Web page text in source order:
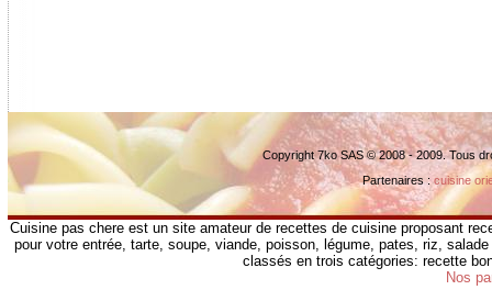
Copyright 7ko SAS © 2008 - 2009. Tous
Partenaires :cuisine
Cuisine pas chere est un site amateur de recettes de cuisine proposant
pour votre entrée, tarte, soupe, viande, poisson, légume, pates, riz,
classés en trois catégories: recette
Nos